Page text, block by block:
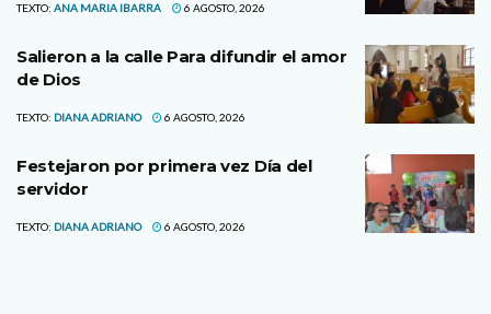
TEXTO: ANA MARIA IBARRA 6 AGOSTO, 2026
Salieron a la calle Para difundir el amor
de Dios
TEXTO: DIANA ADRIANO 6 AGOSTO, 2026
Festejaron por primera vez Día del
servidor
TEXTO: DIANA ADRIANO 6 AGOSTO, 2026